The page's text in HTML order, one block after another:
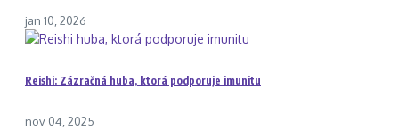
jan 10, 2026
Reishi: Zázračná huba, ktorá podporuje imunitu
nov 04, 2025